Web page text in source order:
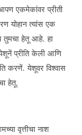
एकमेकांवर प्रीती
योहान त्यांस एक
तुमचा हेतू आहे. हा
प्रीति केली आणि
करणें. येशूवर विश्वास
हेतू.
वृत्तीचा नाश